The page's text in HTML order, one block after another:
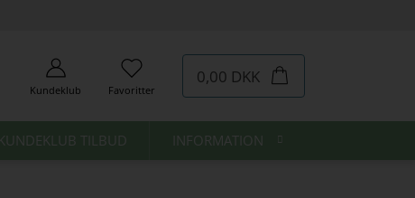
Kundeklub Favoritter
0,00 DKK
KUNDEKLUB TILBUD INFORMATION